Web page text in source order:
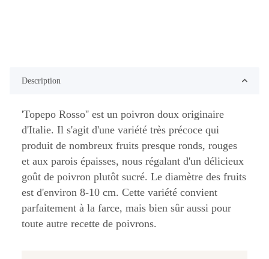
Description
'Topepo Rosso'' est un poivron doux originaire
d'Italie. Il s'agit d'une variété très précoce qui
produit de nombreux fruits presque ronds, rouges
et aux parois épaisses, nous régalant d'un délicieux
goût de poivron plutôt sucré. Le diamètre des fruits
est d'environ 8-10 cm. Cette variété convient
parfaitement à la farce, mais bien sûr aussi pour
toute autre recette de poivrons.